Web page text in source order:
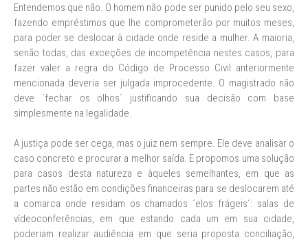
Entendemos que não. O homem não pode ser punido pelo seu sexo,
fazendo empréstimos que lhe comprometerão por muitos meses,
para poder se deslocar à cidade onde reside a mulher. A maioria,
senão todas, das exceções de incompetência nestes casos, para
fazer valer a regra do Código de Processo Civil anteriormente
mencionada deveria ser julgada improcedente. O magistrado não
deve ´fechar os olhos´ justificando sua decisão com base
simplesmente na legalidade.
A justiça pode ser cega, mas o juiz nem sempre. Ele deve analisar o
caso concreto e procurar a melhor saída. E propomos uma solução
para casos desta natureza e àqueles semelhantes, em que as
partes não estão em condições financeiras para se deslocarem até
a comarca onde residam os chamados ´elos frágeis´: salas de
vídeoconferências, em que estando cada um em sua cidade,
poderiam realizar audiência em que seria proposta conciliação,